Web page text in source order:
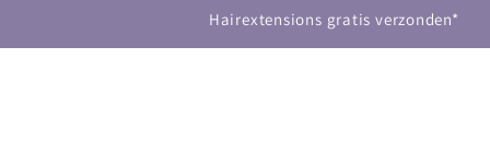
Hairextensions gratis verzonden*
CLIP-IN HAIREXTENSIONS